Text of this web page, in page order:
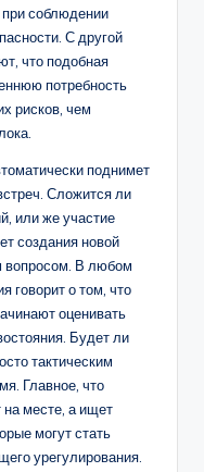
соблюдении
С другой
что подобная
потребность
рисков, чем
поднимет
Сложится ли
или же участие
создания новой
вопросом. В любом
говорит о том, что
оценивать
Будет ли
тактическим
Главное, что
на месте, а ищет
могут стать
урегулирования.